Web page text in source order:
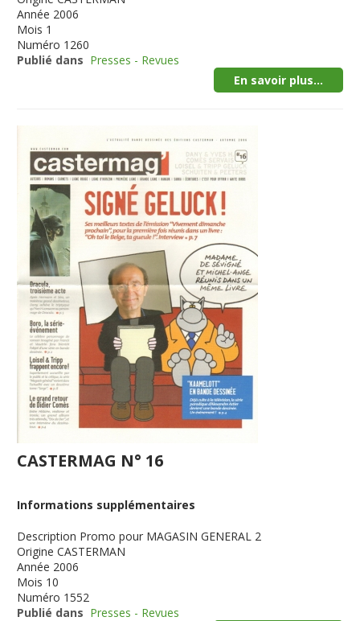
Année 2006
Mois 1
Numéro 1260
Publié dans Presses - Revues
En savoir plus...
CASTERMAG N° 16
Informations supplémentaires
Description Promo pour MAGASIN GENERAL 2
Origine CASTERMAN
Année 2006
Mois 10
Numéro 1552
Publié dans Presses - Revues